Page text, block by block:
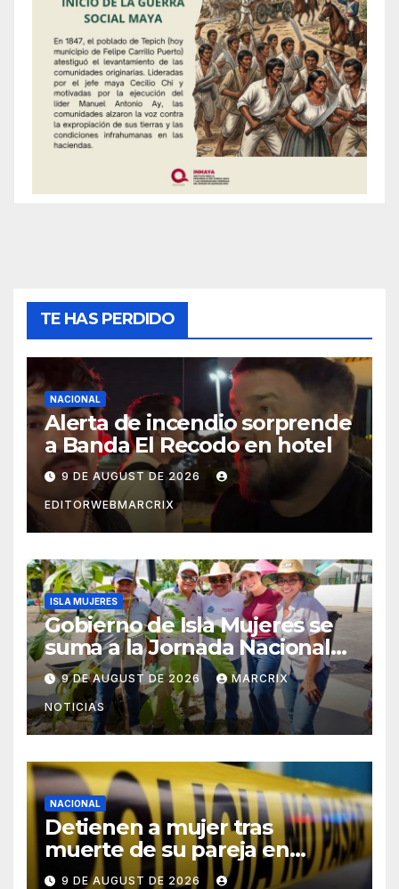
TE HAS PERDIDO
NACIONAL
Alerta de incendio sorprende
a Banda El Recodo en hotel
9 DE AUGUST DE 2026
EDITORWEBMARCRIX
ISLA MUJERES
Gobierno de Isla Mujeres se
suma a la Jornada Nacional
de Reforestación 2026
9 DE AUGUST DE 2026 MARCRIX
NOTICIAS
NACIONAL
Detienen a mujer tras
muerte de su pareja en
Saltillo
9 DE AUGUST DE 2026